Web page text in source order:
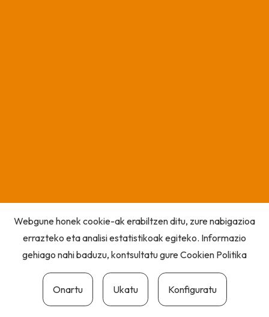
Webgune honek cookie-ak erabiltzen ditu, zure nabigazioa
errazteko eta analisi estatistikoak egiteko. Informazio
gehiago nahi baduzu, kontsultatu gureCookien Politika
Onartu Ukatu Konfiguratu